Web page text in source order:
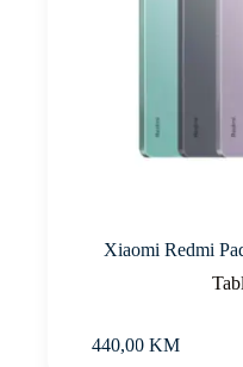
Xiaomi Redmi
440,00 KM